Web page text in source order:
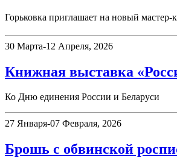
Горьковка приглашает на новый мастер-
30 Марта-12 Апреля, 2026
Книжная выставка
Ко Дню единения России и Беларуси
27 Января-07 Февраля, 2026
Брошь с обвинской